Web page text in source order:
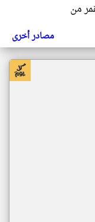
من
مصادر أخرى